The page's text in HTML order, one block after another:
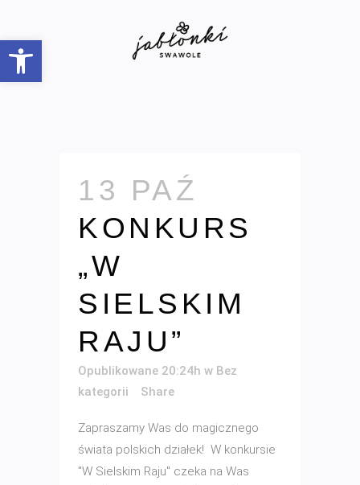
Open toolbar
13 PAŹ
KONKURS
„W
SIELSKIM
RAJU”
Opublikowane 20:24h w Bez
kategorii
Share
Zapraszamy Was do magicznego
świata polskich działek! W konkursie
"W Sielskim Raju" czeka na Was